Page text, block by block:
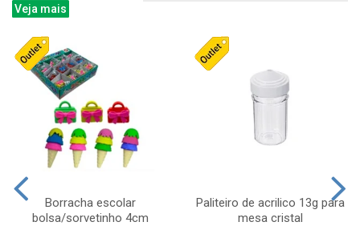
Veja mais
Borracha escolar
bolsa/sorvetinho 4cm
Paliteiro de acrilico 13g para
mesa cristal